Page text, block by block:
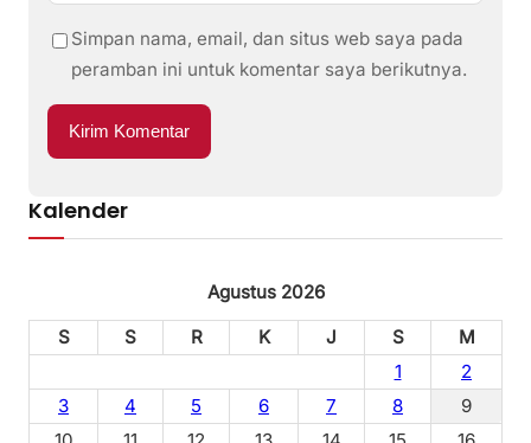
Simpan nama, email, dan situs web saya pada
peramban ini untuk komentar saya berikutnya.
Kalender
Agustus 2026
S
S R K J S
M
1
2
3
4 5 6 7 8
9